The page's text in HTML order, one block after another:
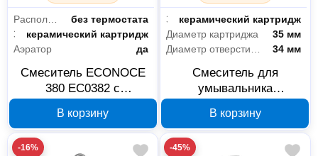
Расположение термостата
без термостата
Запорный клапанкерамический картридж
Аэратор
да
Смеситель ECONOCE
380 EC0382 с
хром
В корзину
Запорный клапанкерамический картридж
Диаметр картриджа
35 мм
34 мм
Смеситель для
умывальника
серия 380 D35
В корзину
-16% -45%